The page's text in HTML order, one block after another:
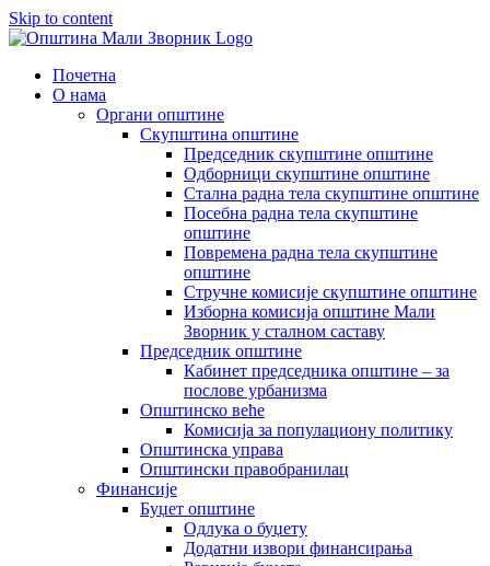
Skip to content
Почетна
О нама
Органи општине
Скупштина општине
Председник скупштине општине
Одборници скупштине општине
Стална радна тела скупштине општине
Посебна радна тела скупштине
општине
Повремена радна тела скупштине
општине
Стручне комисије скупштине општине
Изборна комисија општине Мали
Зворник у сталном саставу
Председник општине
Кабинет председника општине – за
послове урбанизма
Општинско веће
Комисија за популациону политику
Општинска управа
Општински правобранилац
Финансије
Буџет општине
Одлука о буџету
Додатни извори финансирања